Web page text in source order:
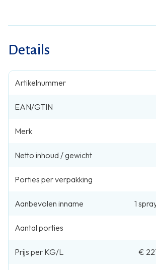
Details
Artikelnummer
EAN/GTIN
Merk
Netto inhoud / gewicht
Porties per verpakking
Aanbevolen inname 1
Aantal porties
Prijs per KG/L €